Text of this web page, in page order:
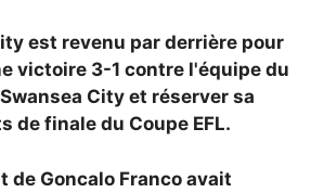
est revenu par derrière pour
victoire 3-1 contre l'équipe du
Swansea City et réserver sa
de finale du Coupe EFL.
de Goncalo Franco avait